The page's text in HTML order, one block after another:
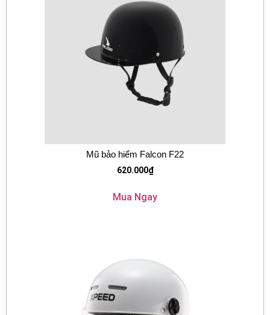
Mũ bảo hiểm Falcon F22
620.000₫
Mua Ngay